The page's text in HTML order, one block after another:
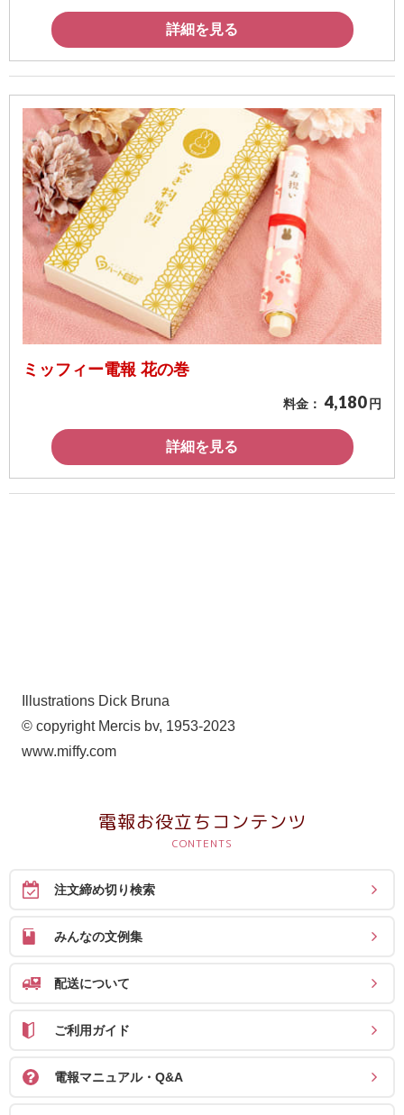
詳細を見る
ミッフィー電報 花の巻
料金： 4,180 円
詳細を見る
Illustrations Dick Bruna
© copyright Mercis bv, 1953-2023
www.miffy.com
電報お役立ちコンテンツ
注文締め切り検索
みんなの文例集
配送について
ご利用ガイド
電報マニュアル・Q&A